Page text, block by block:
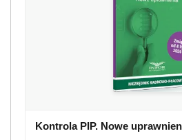
Kontrola PIP. Nowe